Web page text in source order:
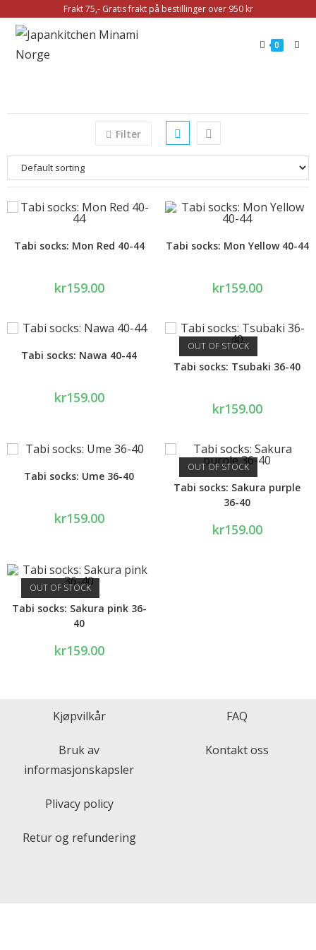
Frakt 75,- Gratis frakt på bestillinger over 950 kr
0
Filter
Tabi socks: Mon Red 40-44
kr159.00
Tabi socks: Mon Yellow 40-44
kr159.00
Tabi socks: Nawa 40-44
kr159.00
OUT OF STOCK
Tabi socks: Tsubaki 36-40
kr159.00
Tabi socks: Ume 36-40
kr159.00
OUT OF STOCK
Tabi socks: Sakura purple
36-40
kr159.00
OUT OF STOCK
Tabi socks: Sakura pink 36-
40
kr159.00
Kjøpvilkår
Bruk av
informasjonskapsler
Plivacy policy
Retur og refundering
FAQ
Kontakt oss